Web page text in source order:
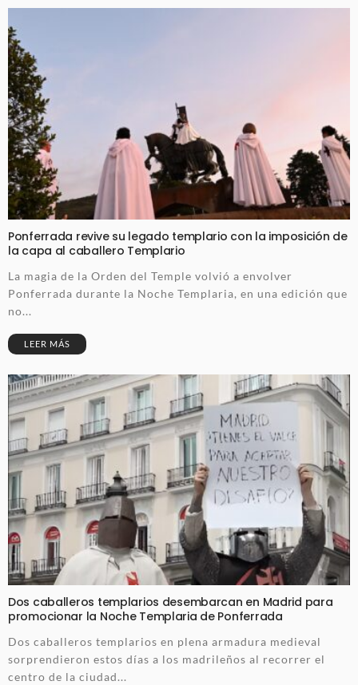
Ponferrada revive su legado templario con la imposición de
la capa al caballero Templario
La magia de la Orden del Temple volvió a envolver
Ponferrada durante la Noche Templaria, en una edición que
no...
LEER MÁS
Dos caballeros templarios desembarcan en Madrid para
promocionar la Noche Templaria de Ponferrada
Dos caballeros templarios en plena armadura medieval
sorprendieron estos días a los madrileños al recorrer el
centro de la ciudad...